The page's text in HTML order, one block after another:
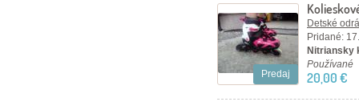
Predaj
Detské
Pridané:
Nitriansky
Používané
20,00 €